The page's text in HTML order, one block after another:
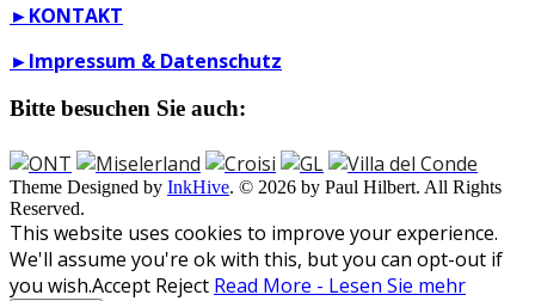
►KONTAKT
►Impressum & Datenschutz
Bitte besuchen Sie auch:
Theme Designed by InkHive. © 2026 by Paul Hilbert. All Rights
Reserved.
This website uses cookies to improve your experience.
We'll assume you're ok with this, but you can opt-out if
you wish.Accept Reject Read More - Lesen Sie mehr